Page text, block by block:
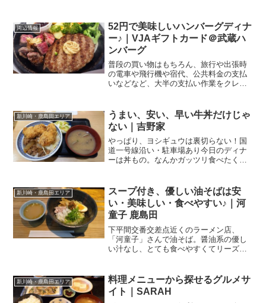
チベーションアップの種は、食べ歩
き！？そんなこんなで、今日も外...
周辺情報
52円で美味しいハンバーグディナ
ー♪｜VJAギフトカード＠武蔵ハ
ンバーグ
普段の買い物はもちろん、旅行や出張時
の電車や飛行機や宿代、公共料金の支払
いなどなど、大半の支払い作業をクレジ
す。実は汎用性が高い、VJAギフトカー
ドポイントの交換先として...
新川崎・鹿島田エリア
うまい、安い、早い牛丼だけじゃ
ない｜吉野家
やっぱり、ヨシギュウは裏切らない！国
道一号線沿い・駐車場あり今日のディナ
ーは丼もの。なんかガッツリ食べたくな
お店。吉野家 1号線川崎遠藤町店関連ラ
ンキング：牛丼 | 矢...
新川崎・鹿島田エリア
スープ付き、優しい油そばは安
い・美味しい・食べやすい♪｜河
童子 鹿島田
下平間交番交差点近くのラーメン店、
「河童子」さんで油そば。醤油系の優し
い汁なし、とても食べやすくてリーズナ
と、池袋で友人とランチでした。でも、
このサイトの新年最初...
新川崎・鹿島田エリア
料理メニューから探せるグルメサ
イト｜SARAH